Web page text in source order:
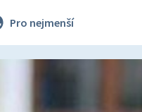
Pro nejmenší